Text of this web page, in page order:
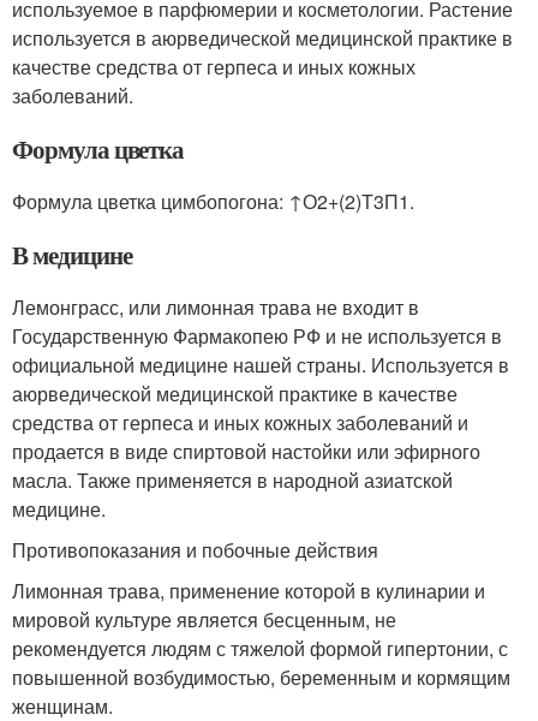
используемое в парфюмерии и косметологии. Растение
используется в аюрведической медицинской практике в
качестве средства от герпеса и иных кожных
заболеваний.
Формула цветка
Формула цветка цимбопогона: ↑О2+(2)Т3П1.
В медицине
Лемонграсс, или лимонная трава не входит в
Государственную Фармакопею РФ и не используется в
официальной медицине нашей страны. Используется в
аюрведической медицинской практике в качестве
средства от герпеса и иных кожных заболеваний и
продается в виде спиртовой настойки или эфирного
масла. Также применяется в народной азиатской
медицине.
Противопоказания и побочные действия
Лимонная трава, применение которой в кулинарии и
мировой культуре является бесценным, не
рекомендуется людям с тяжелой формой гипертонии, с
повышенной возбудимостью, беременным и кормящим
женщинам.